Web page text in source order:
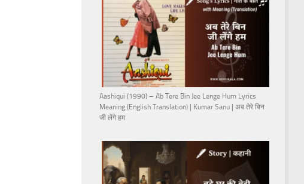
Aashiqui (1990) – Ab Tere Bin Jee Lenge Hum Lyrics
Meaning (English Translation) | Kumar Sanu | अब तेरे बिन
जी लेंगे हम